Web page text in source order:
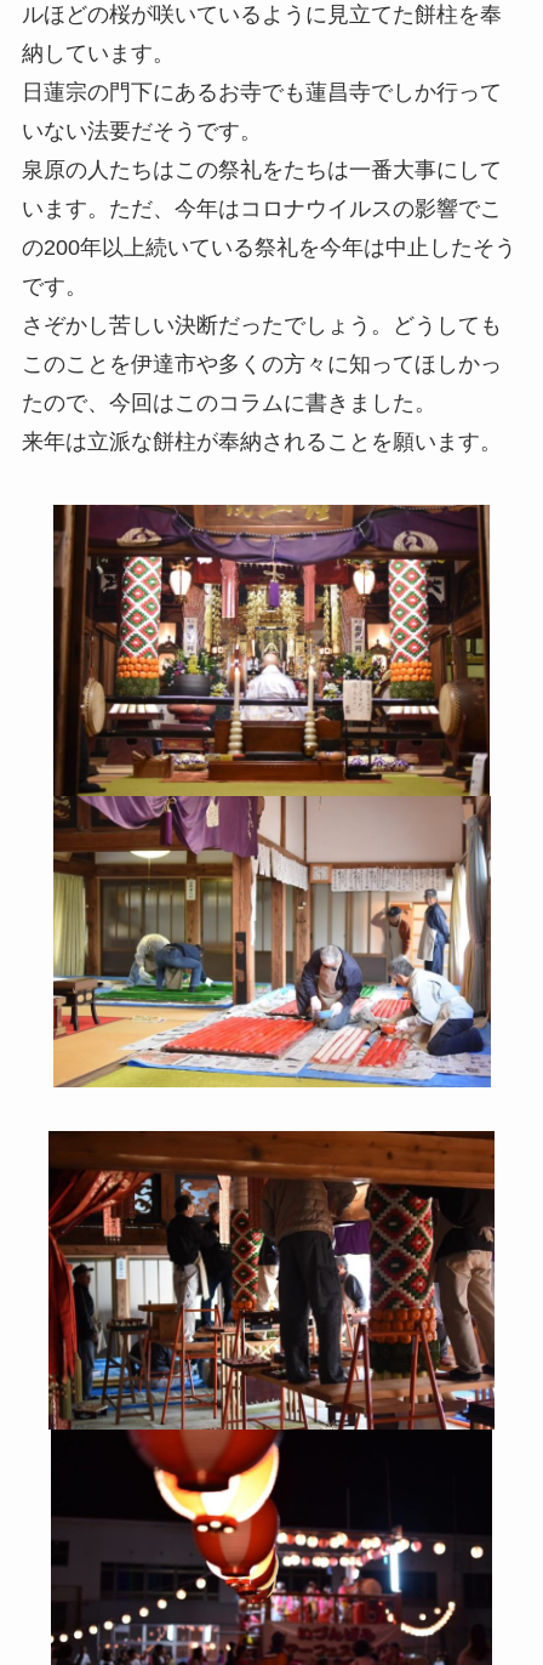
ルほどの桜が咲いているように見立てた餅柱を奉
納しています。
日蓮宗の門下にあるお寺でも蓮昌寺でしか行って
いない法要だそうです。
泉原の人たちはこの祭礼をたちは一番大事にして
います。ただ、今年はコロナウイルスの影響でこ
の200年以上続いている祭礼を今年は中止したそう
です。
さぞかし苦しい決断だったでしょう。どうしても
このことを伊達市や多くの方々に知ってほしかっ
たので、今回はこのコラムに書きました。
来年は立派な餅柱が奉納されることを願います。